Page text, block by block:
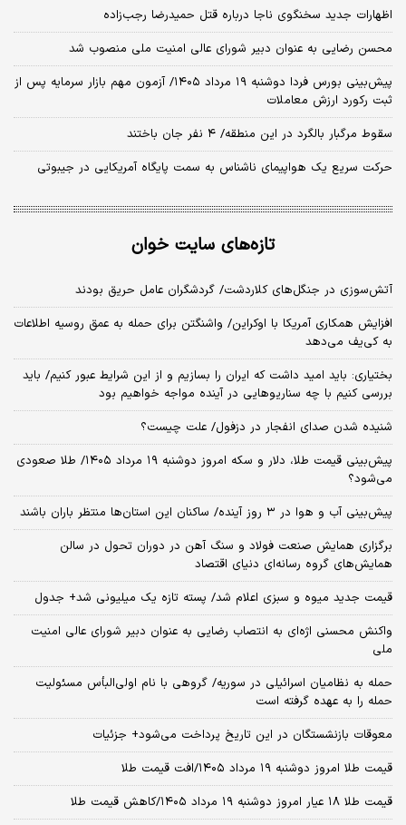
اظهارات جدید سخنگوی ناجا درباره قتل حمیدرضا رجب‌زاده
محسن رضایی به عنوان دبیر شورای عالی امنیت ملی منصوب شد
​پیش‌بینی بورس فردا دوشنبه ۱۹ مرداد ۱۴۰۵/ آزمون مهم بازار سرمایه پس از
ثبت رکورد ارزش معاملات
سقوط مرگبار بالگرد در این منطقه/ ۴ نفر جان باختند
حرکت سریع یک هواپیمای ناشناس به سمت پایگاه آمریکایی در جیبوتی
تازه‌های سایت خوان
آتش‌سوزی در جنگل‌های کلاردشت/ گردشگران عامل حریق بودند
افزایش همکاری آمریکا با اوکراین/ واشنگتن برای حمله به عمق روسیه اطلاعات
به کی‌یف می‌دهد
بختیاری: باید امید داشت که ایران را بسازیم و از این شرایط عبور کنیم/ باید
بررسی کنیم با چه سناریوهایی در آینده مواجه خواهیم بود
شنیده شدن صدای انفجار در دزفول/ علت چیست؟
پیش‌بینی قیمت طلا، دلار و سکه امروز دوشنبه ۱۹ مرداد ۱۴۰۵/ طلا صعودی
می‌شود؟
پیش‌بینی آب و هوا در ۳ روز آینده/ ساکنان این استان‌ها منتظر باران باشند
برگزاری همایش صنعت فولاد و سنگ آهن در دوران تحول در سالن
همایش‌های گروه رسانه‌ای دنیای اقتصاد
قیمت جدید میوه و سبزی اعلام شد/ پسته تازه یک میلیونی شد+ جدول
واکنش محسنی اژه‌ای به انتصاب رضایی به عنوان دبیر شورای عالی امنیت
ملی
حمله به نظامیان اسرائیلی در سوریه/ گروهی با نام اولی‌البأس مسئولیت
حمله را به عهده گرفته است
معوقات بازنشستگان در این تاریخ پرداخت می‌شود+ جزئیات
قیمت طلا امروز دوشنبه ۱۹ مرداد ۱۴۰۵/افت قیمت طلا
قیمت طلا ۱۸ عیار امروز دوشنبه ۱۹ مرداد ۱۴۰۵/کاهش قیمت طلا